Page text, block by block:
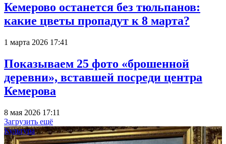
Кемерово останется без тюльпанов:
какие цветы пропадут к 8 марта?
1 марта 2026 17:41
Показываем 25 фото «брошенной
деревни», вставшей посреди центра
Кемерова
8 мая 2026 17:11
Загрузить ещё
Культура